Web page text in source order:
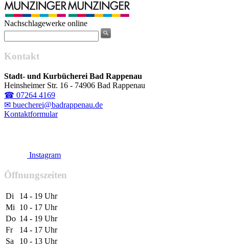
Nachschlagewerke online
Kontakt
Stadt- und Kurbücherei Bad Rappenau
Heinsheimer Str. 16 - 74906 Bad Rappenau
☎ 07264 4169
✉ buecherei@badrappenau.de
Kontaktformular
Instagram
Öffnungszeiten
Di
14 - 19 Uhr
Mi
10 - 17 Uhr
Do 14 - 19 Uhr
Fr
14 - 17 Uhr
Sa
10 - 13 Uhr